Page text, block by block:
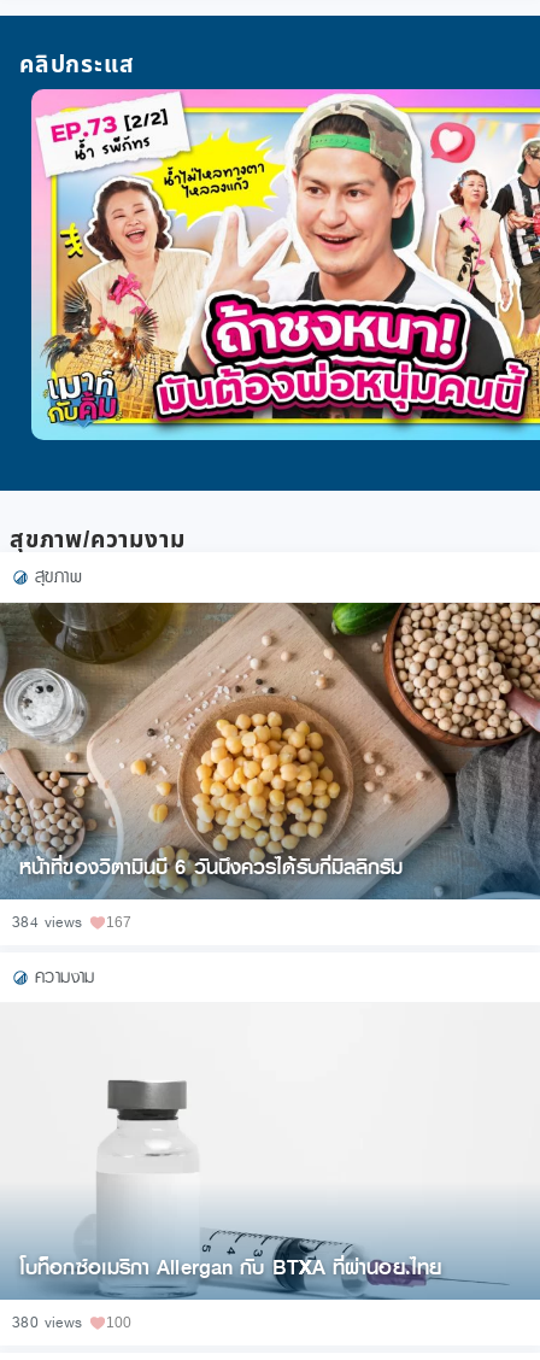
คลิปกระแส
สุขภาพ/ความงาม
สุขภาพ
หน้าที่ของวิตามินบี 6 วันนึงควรได้รับกี่มิลลิกรัม
384 views 167
ความงาม
โบท็อกซ์อเมริกา Allergan กับ BTXA ที่ผ่านอย.ไทย
380 views 100